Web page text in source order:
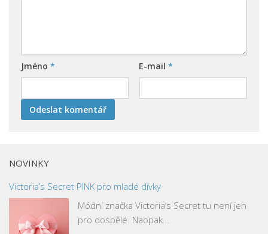
Jméno * E-mail *
NOVINKY
Victoria’s Secret PINK pro mladé dívky
Módní značka Victoria’s Secret tu není jen
pro dospělé. Naopak…